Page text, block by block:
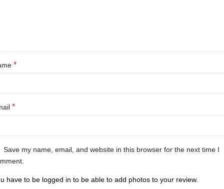
*
*
Save my name, email, and website in this browser for the next time I
have to be logged in to be able to add photos to your review.